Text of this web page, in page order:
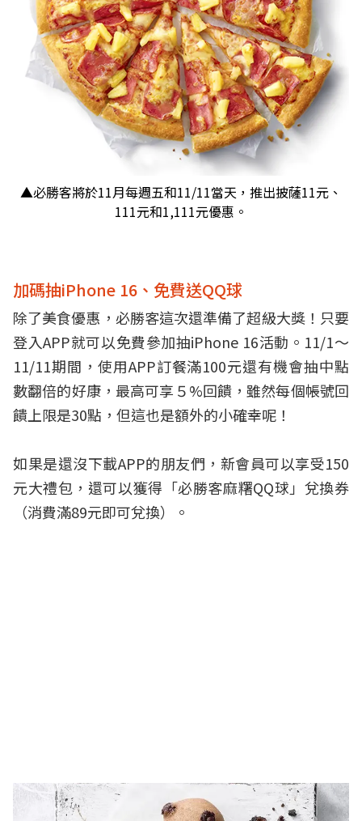
▲必勝客將於11月每週五和11/11當天，推出披薩11元、
111元和1,111元優惠。
加碼抽iPhone 16、免費送QQ球
除了美食優惠，必勝客這次還準備了超級大獎！只要
登入APP就可以免費參加抽iPhone 16活動。11/1～
11/11期間，使用APP訂餐滿100元還有機會抽中點
數翻倍的好康，最高可享５%回饋，雖然每個帳號回
饋上限是30點，但這也是額外的小確幸呢！
如果是還沒下載APP的朋友們，新會員可以享受150
元大禮包，還可以獲得「必勝客麻糬QQ球」兌換券
（消費滿89元即可兌換）。